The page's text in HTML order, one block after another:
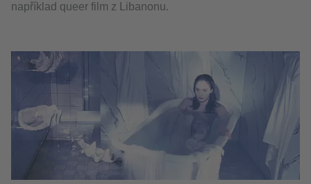
například queer film z Libanonu.